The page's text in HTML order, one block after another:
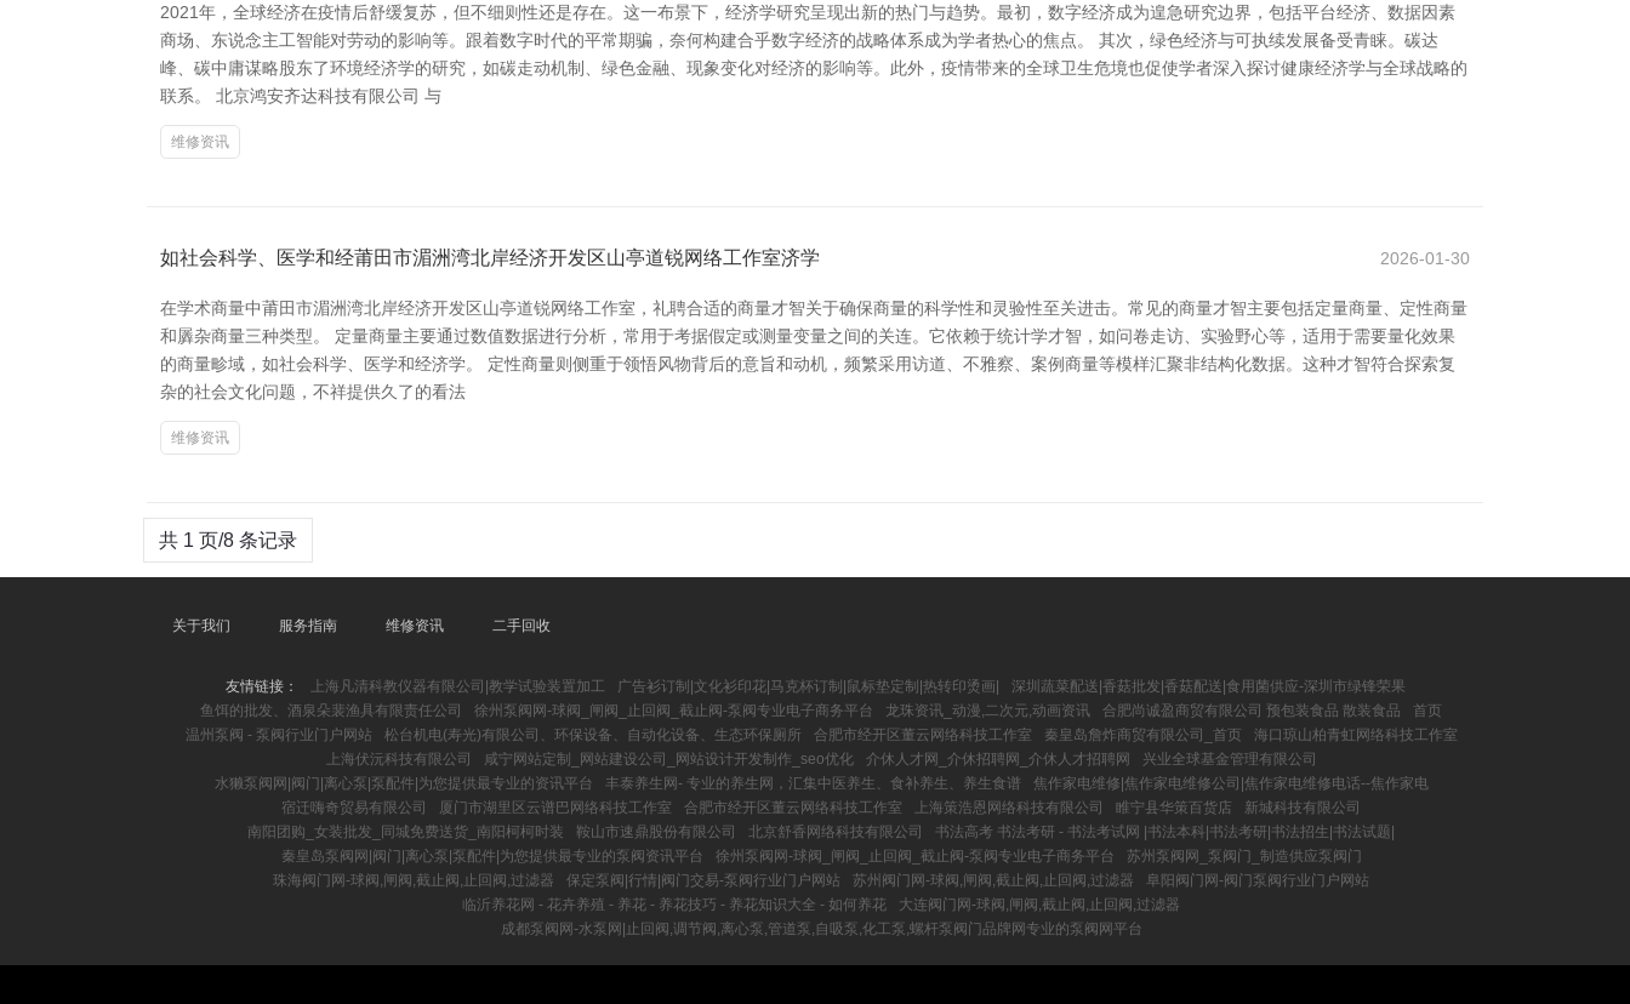
2021年，全球经济在疫情后舒缓复苏，但不细则性还是存在。这一布景下，经济学研究呈现出新的热门与趋势。最初，数字经济成为遑急研究边界，包括平台经济、数据因素
商场、东说念主工智能对劳动的影响等。跟着数字时代的平常期骗，奈何构建合乎数字经济的战略体系成为学者热心的焦点。 其次，绿色经济与可执续发展备受青睐。碳达
峰、碳中庸谋略股东了环境经济学的研究，如碳走动机制、绿色金融、现象变化对经济的影响等。此外，疫情带来的全球卫生危境也促使学者深入探讨健康经济学与全球战略的
联系。 北京鸿安齐达科技有限公司 与
维修资讯
如社会科学、医学和经莆田市湄洲湾北岸经济开发区山亭道锐网络工作室济学 2026-01-30
在学术商量中莆田市湄洲湾北岸经济开发区山亭道锐网络工作室，礼聘合适的商量才智关于确保商量的科学性和灵验性至关进击。常见的商量才智主要包括定量商量、定性商量
和羼杂商量三种类型。 定量商量主要通过数值数据进行分析，常用于考据假定或测量变量之间的关连。它依赖于统计学才智，如问卷走访、实验野心等，适用于需要量化效果
的商量畛域，如社会科学、医学和经济学。 定性商量则侧重于领悟风物背后的意旨和动机，频繁采用访道、不雅察、案例商量等模样汇聚非结构化数据。这种才智符合探索复
杂的社会文化问题，不祥提供久了的看法
维修资讯
共 1 页/8 条记录
关于我们 服务指南 维修资讯 二手回收
友情链接： 上海凡清科教仪器有限公司|教学试验装置加工 广告衫订制|文化衫印花|马克杯订制|鼠标垫定制|热转印烫画|
深圳蔬菜配送|香菇批发|香菇配送|食用菌供应-深圳市绿锋荣果
鱼饵的批发、酒泉朵裴渔具有限责任公司
徐州泵阀网-球阀_闸阀_止回阀_截止阀-泵阀专业电子商务平台 龙珠资讯_动漫,二次元,动画资讯 合肥尚诚盈商贸有限公司 预包装食品 散装食品
首页
温州泵阀 - 泵阀行业门户网站
松台机电(寿光)有限公司、环保设备、自动化设备、生态环保厕所 合肥市经开区董云网络科技工作室 秦皇岛詹炸商贸有限公司_首页
海口琼山柏青虹网络科技工作室
上海伏沅科技有限公司
咸宁网站定制_网站建设公司_网站设计开发制作_seo优化 介休人才网_介休招聘网_介休人才招聘网
兴业全球基金管理有限公司
水獭泵阀网|阀门|离心泵|泵配件|为您提供最专业的资讯平台
丰泰养生网- 专业的养生网，汇集中医养生、食补养生、养生食谱
焦作家电维修|焦作家电维修公司|焦作家电维修电话--焦作家电
宿迁嗨奇贸易有限公司
厦门市湖里区云谱巴网络科技工作室 合肥市经开区董云网络科技工作室 上海策浩恩网络科技有限公司 睢宁县华策百货店
新城科技有限公司
南阳团购_女装批发_同城免费送货_南阳柯柯时装
鞍山市速鼎股份有限公司 北京舒香网络科技有限公司
书法高考 书法考研 - 书法考试网 |书法本科|书法考研|书法招生|书法试题|
秦皇岛泵阀网|阀门|离心泵|泵配件|为您提供最专业的泵阀资讯平台
徐州泵阀网-球阀_闸阀_止回阀_截止阀-泵阀专业电子商务平台
苏州泵阀网_泵阀门_制造供应泵阀门
珠海阀门网-球阀,闸阀,截止阀,止回阀,过滤器
保定泵阀|行情|阀门交易-泵阀行业门户网站 苏州阀门网-球阀,闸阀,截止阀,止回阀,过滤器
阜阳阀门网-阀门泵阀行业门户网站
临沂养花网 - 花卉养殖 - 养花 - 养花技巧 - 养花知识大全 - 如何养花
大连阀门网-球阀,闸阀,截止阀,止回阀,过滤器
成都泵阀网-水泵网|止回阀,调节阀,离心泵,管道泵,自吸泵,化工泵,螺杆泵阀门品牌网专业的泵阀网平台